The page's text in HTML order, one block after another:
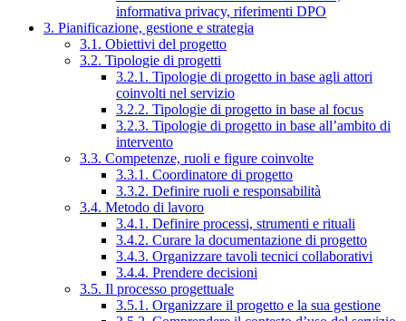
informativa privacy, riferimenti DPO
3. Pianificazione, gestione e strategia
3.1. Obiettivi del progetto
3.2. Tipologie di progetti
3.2.1. Tipologie di progetto in base agli attori
coinvolti nel servizio
3.2.2. Tipologie di progetto in base al focus
3.2.3. Tipologie di progetto in base all’ambito di
intervento
3.3. Competenze, ruoli e figure coinvolte
3.3.1. Coordinatore di progetto
3.3.2. Definire ruoli e responsabilità
3.4. Metodo di lavoro
3.4.1. Definire processi, strumenti e rituali
3.4.2. Curare la documentazione di progetto
3.4.3. Organizzare tavoli tecnici collaborativi
3.4.4. Prendere decisioni
3.5. Il processo progettuale
3.5.1. Organizzare il progetto e la sua gestione